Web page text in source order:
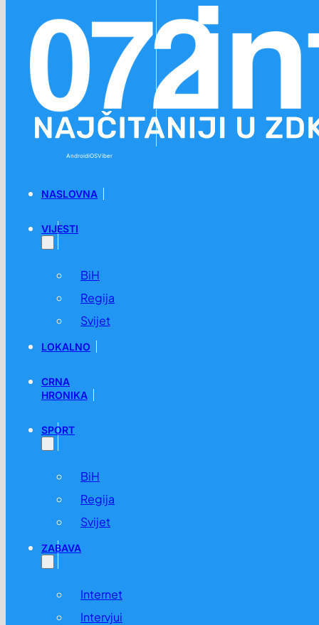
AndroidiOSViber
NASLOVNA
VIJESTI
BiH
Regija
Svijet
LOKALNO
CRNA
HRONIKA
SPORT
BiH
Regija
Svijet
ZABAVA
Internet
Intervjui